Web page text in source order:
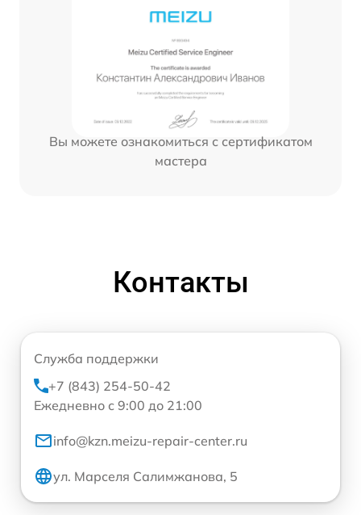
Вы можете ознакомиться с сертификатом
мастера
Контакты
Служба поддержки
+7 (843) 254-50-42
Ежедневно с 9:00 до 21:00
info@kzn.meizu-repair-center.ru
ул. Марселя Салимжанова, 5